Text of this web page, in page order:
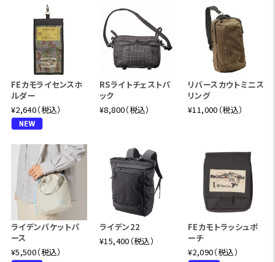
FEカモライセンスホ
ルダー
¥2,640（税込）
RSライトチェストパ
ック
¥8,800（税込）
リバースカウトミニス
リング
¥11,000（税込）
ライデンバケットパ
ース
¥5,500（税込）
ライデン22
¥15,400（税込）
FEカモトラッシュポ
ーチ
¥2,090（税込）